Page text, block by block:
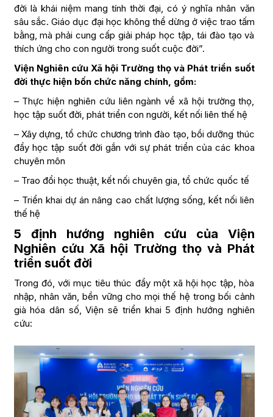
đời là khái niệm mang tính thời đại, có ý nghĩa nhân văn
sâu sắc. Giáo dục đại học không thể dừng ở việc trao tấm
bằng, mà phải cung cấp giải pháp học tập, tái đào tạo và
thích ứng cho con người trong suốt cuộc đời”.
Viện Nghiên cứu Xã hội Trường thọ và Phát triển suốt
đời thực hiện bốn chức năng chính, gồm:
– Thực hiện nghiên cứu liên ngành về xã hội trường thọ,
học tập suốt đời, phát triển con người, kết nối liên thế hệ
– Xây dựng, tổ chức chương trình đào tạo, bồi dưỡng thúc
đẩy học tập suốt đời gắn với sự phát triển của các khoa
chuyên môn
– Trao đổi học thuật, kết nối chuyên gia, tổ chức quốc tế
– Triển khai dự án nâng cao chất lượng sống, kết nối liên
thế hệ
5 định hướng nghiên cứu của Viện
Nghiên cứu Xã hội Trường thọ và Phát
triển suốt đời
Trong đó, với mục tiêu thúc đẩy một xã hội học tập, hòa
nhập, nhân văn, bền vững cho mọi thế hệ trong bối cảnh
già hóa dân số, Viện sẽ triển khai 5 định hướng nghiên
cứu: